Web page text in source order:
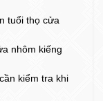
tuổi thọ cửa
nhôm kiếng
kiểm tra khi